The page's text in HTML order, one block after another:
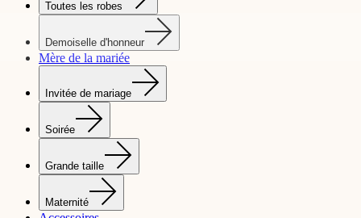
Toutes les robes
Demoiselle d'honneur
Mère de la mariée
Invitée de mariage
Soirée
Grande taille
Maternité